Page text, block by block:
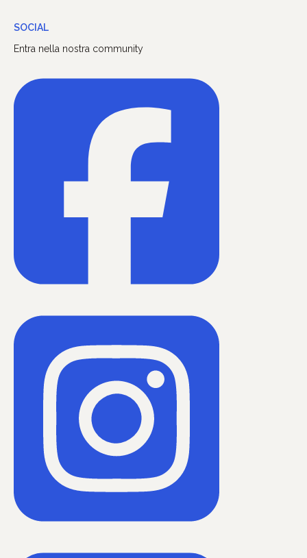
SOCIAL
Entra nella nostra community